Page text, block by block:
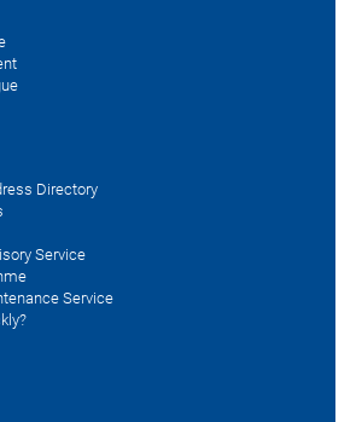
Directory
Service
Service